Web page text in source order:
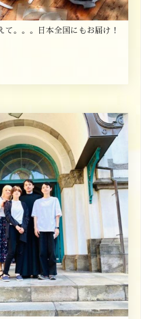
て。。。日本全国にもお届け！